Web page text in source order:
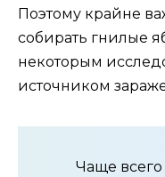
Поэтому крайне
собирать гнилые
некоторым
источником
Чаще